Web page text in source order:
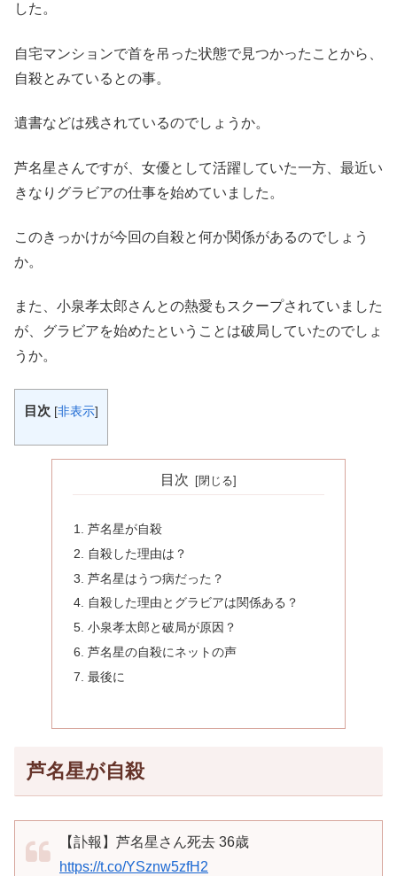
した。
自宅マンションで首を吊った状態で見つかったことから、
自殺とみているとの事。
遺書などは残されているのでしょうか。
芦名星さんですが、女優として活躍していた一方、最近い
きなりグラビアの仕事を始めていました。
このきっかけが今回の自殺と何か関係があるのでしょう
か。
また、小泉孝太郎さんとの熱愛もスクープされていました
が、グラビアを始めたということは破局していたのでしょ
うか。
目次 [非表示]
目次
芦名星が自殺
自殺した理由は？
芦名星はうつ病だった？
自殺した理由とグラビアは関係ある？
小泉孝太郎と破局が原因？
芦名星の自殺にネットの声
最後に
芦名星が自殺
【訃報】芦名星さん死去 36歳
https://t.co/YSznw5zfH2